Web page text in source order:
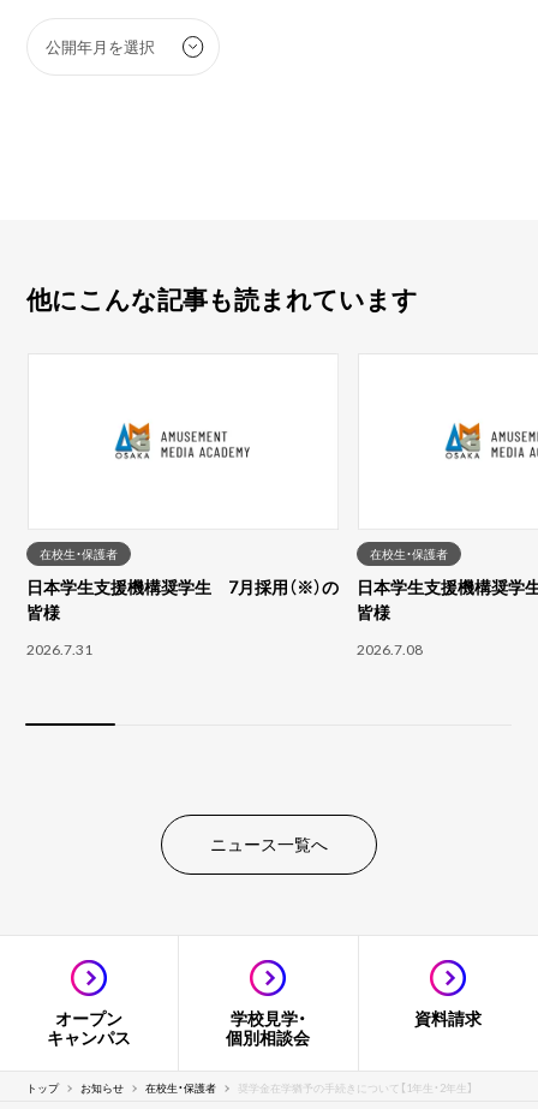
他にこんな記事も読まれています
在校生・保護者
日本学生支援機構奨学生 7月採用（※）の
皆様
2026.7.31
在校生・保護者
日本学生支援機構奨学
皆様
2026.7.08
ニュース一覧へ
オープン
キャンパス
学校見学・
個別相談会
資料請求
トップ お知らせ 在校生・保護者 奨学金在学猶予の手続きについて【1年生・2年生】